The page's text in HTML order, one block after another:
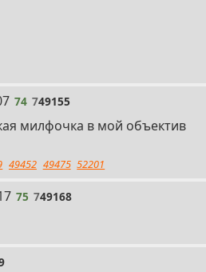
74 749155
милфочка в мой объектив
49452 49475 52201
75 749168